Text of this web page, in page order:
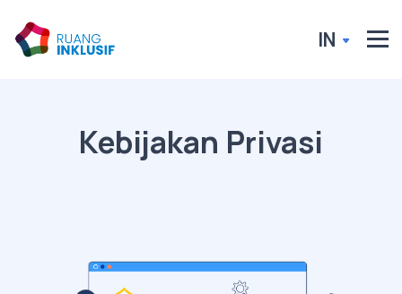
IN
Kebijakan Privasi